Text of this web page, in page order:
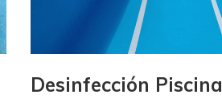
Desinfección Piscina